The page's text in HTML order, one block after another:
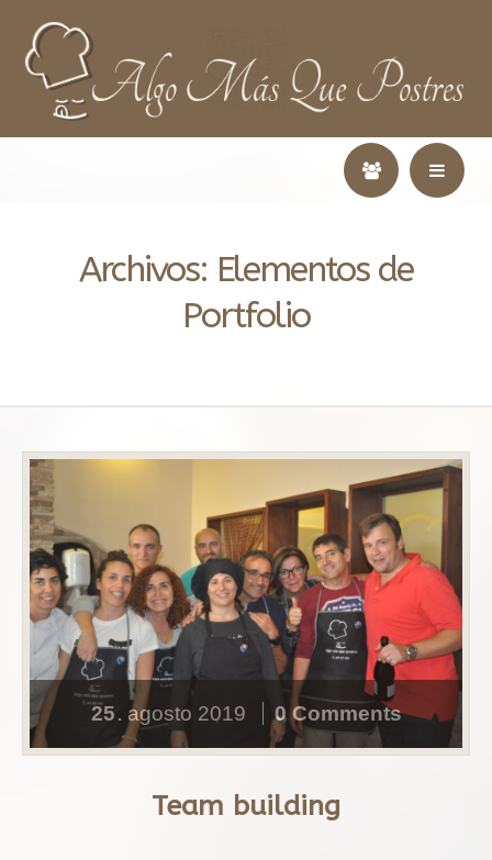
Archivos: Elementos de
Portfolio
Team building
25 . agosto 2019 0 Comments